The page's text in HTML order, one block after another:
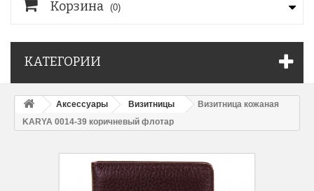
Корзина (0)
КАТЕГОРИИ
Аксессуары Визитницы
Визитница кожаная
KARYA 0014-39 коричневый флотар